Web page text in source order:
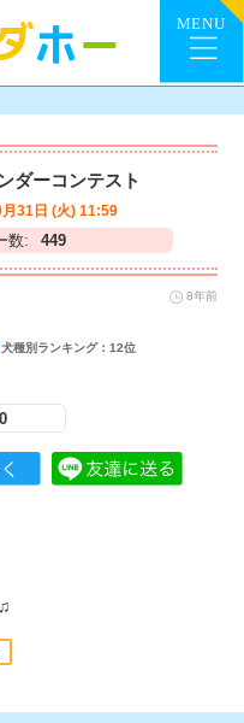
ダーコンテスト
31日 (火) 11:59
数: 449
8年前
犬種別ランキング：12位